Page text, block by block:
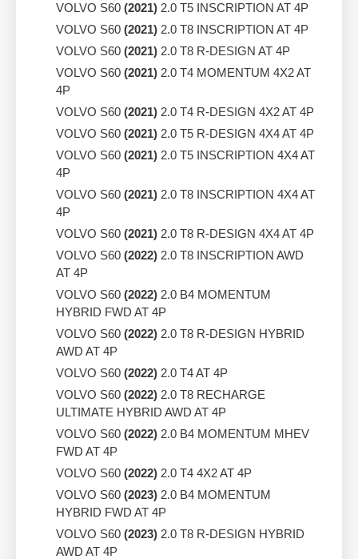
VOLVO S60 (2021) 2.0 T5 INSCRIPTION AT 4P
VOLVO S60 (2021) 2.0 T8 INSCRIPTION AT 4P
VOLVO S60 (2021) 2.0 T8 R-DESIGN AT 4P
VOLVO S60 (2021) 2.0 T4 MOMENTUM 4X2 AT
4P
VOLVO S60 (2021) 2.0 T4 R-DESIGN 4X2 AT 4P
VOLVO S60 (2021) 2.0 T5 R-DESIGN 4X4 AT 4P
VOLVO S60 (2021) 2.0 T5 INSCRIPTION 4X4 AT
4P
VOLVO S60 (2021) 2.0 T8 INSCRIPTION 4X4 AT
4P
VOLVO S60 (2021) 2.0 T8 R-DESIGN 4X4 AT 4P
VOLVO S60 (2022) 2.0 T8 INSCRIPTION AWD
AT 4P
VOLVO S60 (2022) 2.0 B4 MOMENTUM
HYBRID FWD AT 4P
VOLVO S60 (2022) 2.0 T8 R-DESIGN HYBRID
AWD AT 4P
VOLVO S60 (2022) 2.0 T4 AT 4P
VOLVO S60 (2022) 2.0 T8 RECHARGE
ULTIMATE HYBRID AWD AT 4P
VOLVO S60 (2022) 2.0 B4 MOMENTUM MHEV
FWD AT 4P
VOLVO S60 (2022) 2.0 T4 4X2 AT 4P
VOLVO S60 (2023) 2.0 B4 MOMENTUM
HYBRID FWD AT 4P
VOLVO S60 (2023) 2.0 T8 R-DESIGN HYBRID
AWD AT 4P